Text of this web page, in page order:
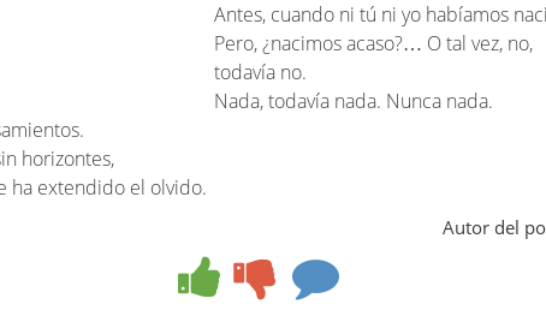
Antes, cuando ni tú ni yo habíamos
Pero, ¿nacimos acaso?… O tal vez, no,
todavía no.
Nada, todavía nada. Nunca nada.
horizontes,
ha extendido el olvido.
Autor del